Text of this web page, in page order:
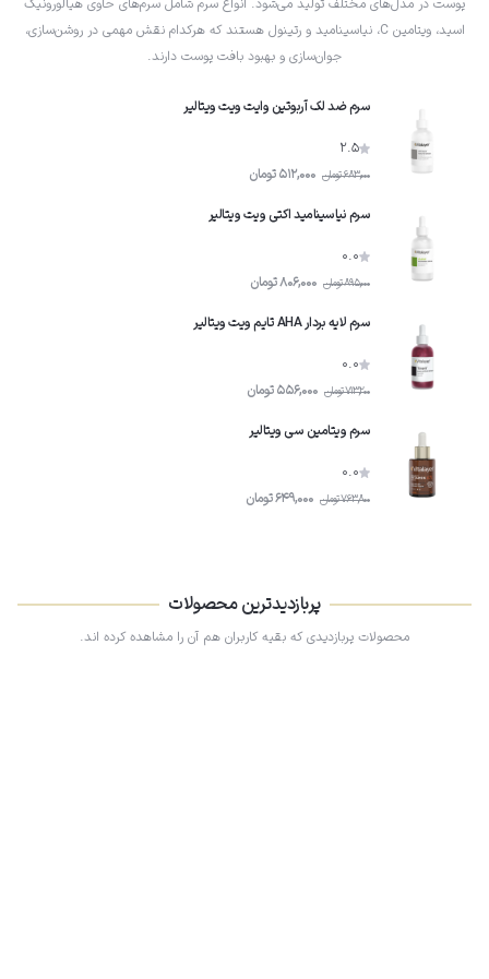
پوست در مدل‌های مختلف تولید می‌شود. انواع سرم شامل سرم‌های حاوی هیالورونیک
اسید، ویتامین C، نیاسینامید و رتینول هستند که هرکدام نقش مهمی در روشن‌سازی،
جوان‌سازی و بهبود بافت پوست دارند.
سرم ضد لک آربوتین وایت ویت ویتالیر
2.5
683,000تومان 512,000تومان
سرم نیاسینامید اکتی ویت ویتالیر
0.0
895,000تومان 806,000تومان
سرم لایه بردار AHA تایم ویت ویتالیر
0.0
713,200تومان 556,000تومان
سرم ویتامین سى ویتالیر
0.0
763,800تومان 649,000تومان
پربازدیدترین محصولات
محصولات پربازدیدی که بقیه کاربران هم آن را مشاهده کرده اند.